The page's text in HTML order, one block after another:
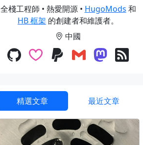
全棧工程師 • 熱愛開源 • HugoMods 和
HB 框架 的創建者和維護者。
中國
精選文章 最近文章